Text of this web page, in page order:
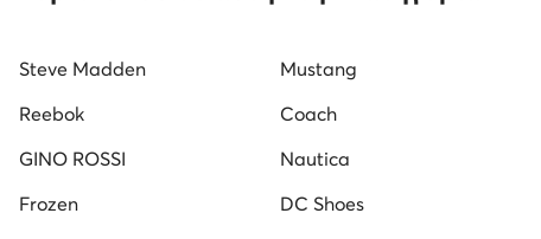
Ανδρικά Γυαλιά Ηλίου adidas παιδικα παπουτσια
Steve Madden Mustang
Reebok
Coach
GINO ROSSI
Nautica
Frozen
DC Shoes